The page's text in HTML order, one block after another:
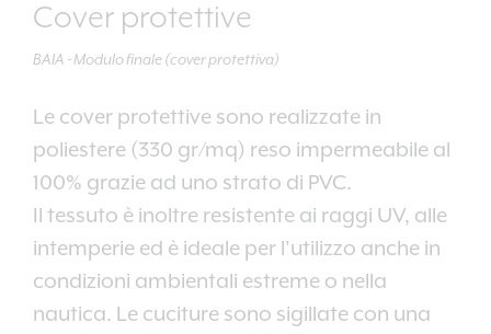
Cover protettive
BAIA - Modulo finale (cover protettiva)
Le cover protettive sono realizzate in
poliestere (330 gr/mq) reso impermeabile al
100% grazie ad uno strato di PVC.
Il tessuto è inoltre resistente ai raggi UV, alle
intemperie ed è ideale per l'utilizzo anche in
condizioni ambientali estreme o nella
nautica. Le cuciture sono sigillate con una